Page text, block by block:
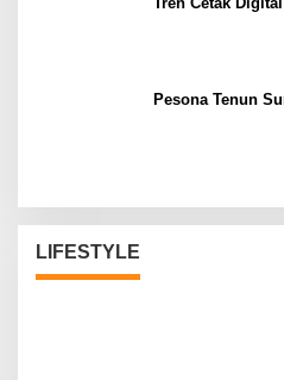
Pesona Tenun
LIFESTYLE